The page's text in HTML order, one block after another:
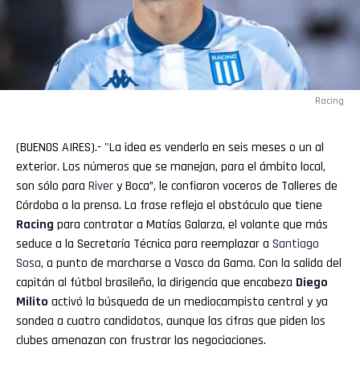
Racing
(BUENOS AIRES).- "La idea es venderlo en seis meses o un al
exterior. Los números que se manejan, para el ámbito local,
son sólo para Rivery Boca”, le confiaron voceros de Talleres de
Córdoba a la prensa. La frase refleja el obstáculo que tiene
Racing para contratar a Matías Galarza, el volante que más
seduce a la Secretaría Técnica para reemplazar a Santiago
Sosa, a punto de marcharse a Vasco da Gama. Con la salida del
capitán al fútbol brasileño, la dirigencia que encabeza Diego
Milito activó la búsqueda de un mediocampista central y ya
sondea a cuatro candidatos, aunque las cifras que piden los
clubes amenazan con frustrar las negociaciones.